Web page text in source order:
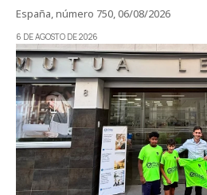
España, número 750, 06/08/2026
6 DE AGOSTO DE 2026